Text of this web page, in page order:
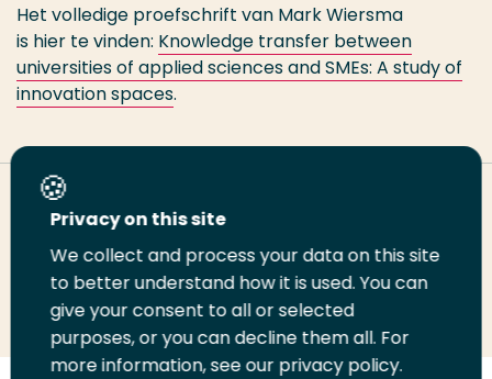
Het volledige proefschrift van Mark Wiersma
is hier te vinden: Knowledge transfer between
universities of applied sciences and SMEs: A study of
innovation spaces.
Deel deze pagina
Deel
LinkedIn
Deel
op
Twitter
Deel
op
Facebook
Email
deze
pagina
Print
deze
pagina
Privacy on this site
We collect and process your data on this site
to better understand how it is used. You can
give your consent to all or selected
purposes, or you can decline them all. For
more information, see our privacy policy.